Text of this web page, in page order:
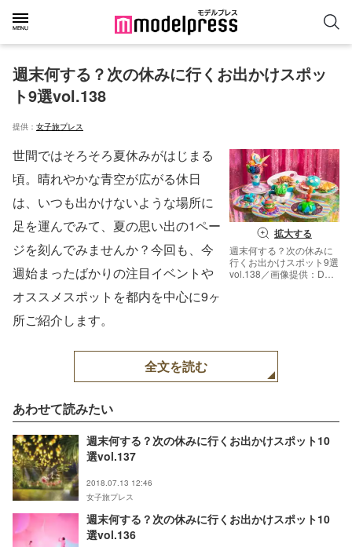
週末何する？次の休みに行くお出かけスポッ
ト9選vol.138
提供： 女子旅プレス
拡大する
週末何する？次の休みに
行くお出かけスポット9選
vol.138／画像提供：DD
世間ではそろそろ夏休みがはじまる
頃。晴れやかな青空が広がる休日
は、いつも出かけないような場所に
足を運んでみて、夏の思い出の1ペー
ジを刻んでみませんか？今回も、今
週始まったばかりの注目イベントや
オススメスポットを都内を中心に9ヶ
所ご紹介します。
全文を読む
あわせて読みたい
週末何する？次の休みに行くお出かけスポット10
選vol.137
2018.07.13 12:46
女子旅プレス
週末何する？次の休みに行くお出かけスポット10
選vol.136